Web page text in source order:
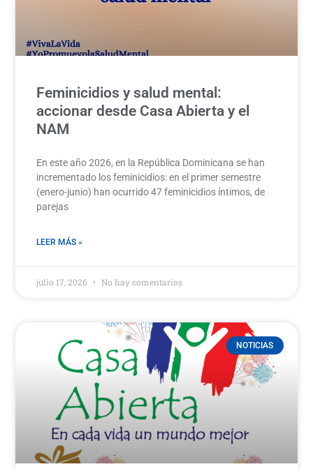
Feminicidios y salud mental:
accionar desde Casa Abierta y el
NAM
En este año 2026, en la República Dominicana se han
incrementado los feminicidios: en el primer semestre
(enero-junio) han ocurrido 47 feminicidios íntimos, de
parejas
LEER MÁS »
julio 17, 2026 No hay comentarios
NOTICIAS